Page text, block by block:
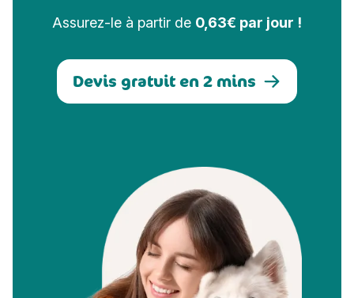
Assurez-le à partir de 0,63€ par jour !
Devis gratuit en 2 mins